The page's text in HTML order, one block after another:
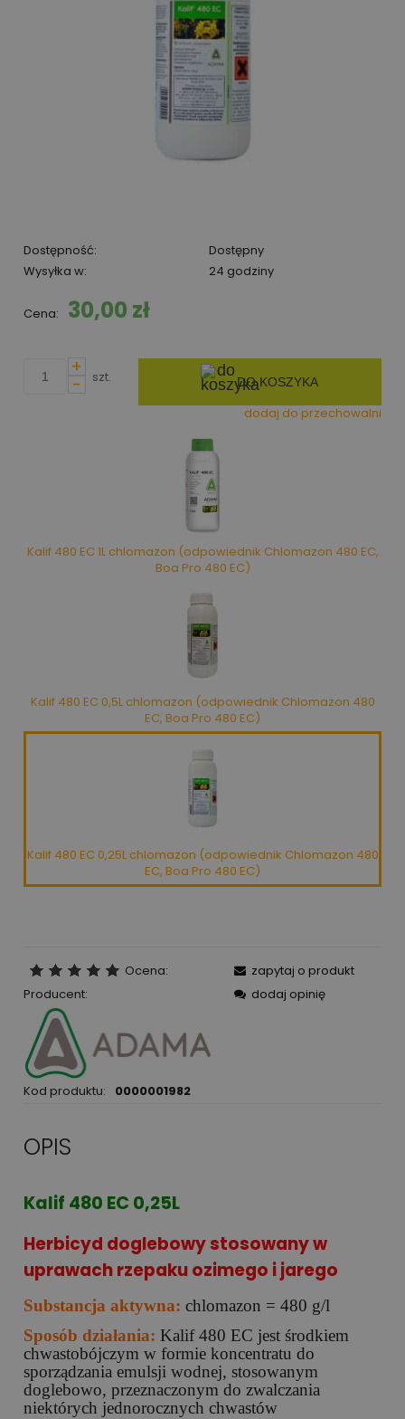
Dostępność:
Dostępny
Wysyłka w:
24 godziny
Cena: 30,00 zł
Kalif 480 EC 1L chlomazon (odpowiednik Chlomazon 480 EC,
Boa Pro 480 EC)
Kalif 480 EC 0,5L chlomazon (odpowiednik Chlomazon 480
EC, Boa Pro 480 EC)
Kalif 480 EC 0,25L chlomazon (odpowiednik Chlomazon 480
EC, Boa Pro 480 EC)
+
-
szt. DO KOSZYKA
dodaj do przechowalni
Ocena:
Producent:
Kod produktu: 0000001982
zapytaj o produkt
dodaj opinię
OPIS
Kalif 480 EC 0,25L
Herbicyd doglebowy stosowany w
uprawach rzepaku ozimego i jarego
Substancja aktywna: chlomazon = 480 g/l
Sposób działania: Kalif 480 EC jest środkiem
chwastobójczym w formie koncentratu do
sporządzania emulsji wodnej, stosowanym
doglebowo, przeznaczonym do zwalczania
niektórych jednorocznych chwastów